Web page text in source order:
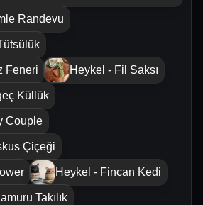
Randevu
Feneri Heykel - Fil Saksı
Küllük
Couple
Çiçeği
Heykel - Fincan Kedi
Takılık